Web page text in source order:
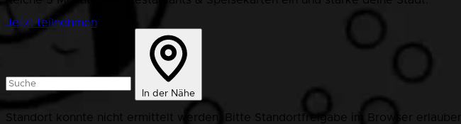
Jetzt teilnehmen
In der Nähe
Standort konnte nicht ermittelt werden. Bitte Standortfreigabe im Browser